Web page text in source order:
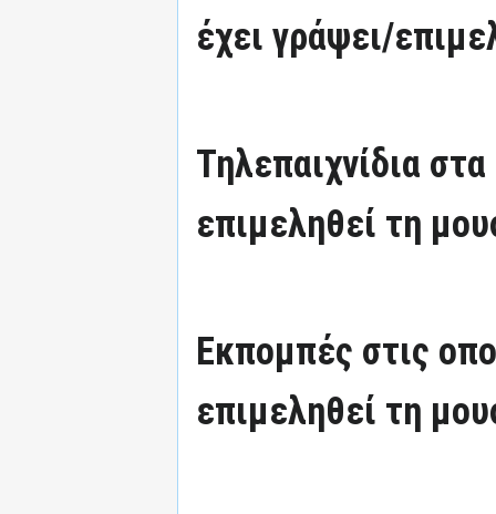
έχει γράψει/
Τηλεπαιχνίδια
επιμεληθεί τη
Εκπομπές στις
επιμεληθεί τη